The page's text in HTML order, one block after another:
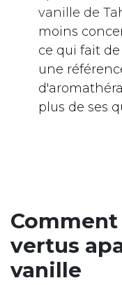
vanille de
moins
ce qui fait
une
plus de ses
vertus
vanille